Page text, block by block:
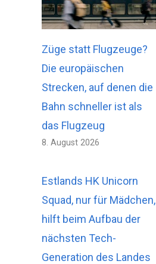
Züge statt Flugzeuge?
Die europäischen
Strecken, auf denen die
Bahn schneller ist als
das Flugzeug
8. August 2026
Estlands HK Unicorn
Squad, nur für Mädchen,
hilft beim Aufbau der
nächsten Tech-
Generation des Landes